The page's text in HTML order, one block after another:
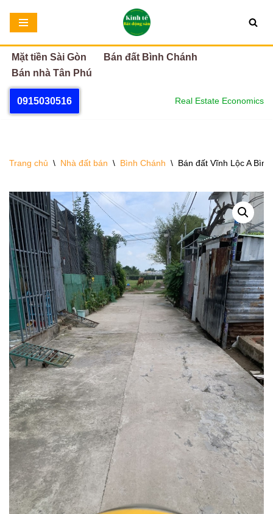
Chuyển
tới
nội
dung
Mặt tiền Sài Gòn
Bán đất Bình Chánh
Bán nhà Tân Phú
0915030516 Real Estate Economics
Trang chủ \ Nhà đất bán \ Bình Chánh \ Bán đất Vĩnh Lộc A